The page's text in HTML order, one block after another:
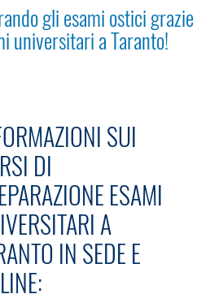
gli esami ostici grazie
universitari a Taranto!
SUI
DI
ESAMI
A
IN SEDE E